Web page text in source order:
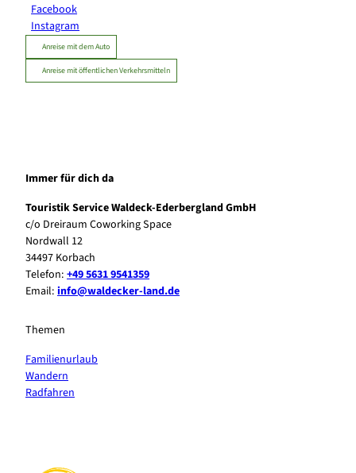
Facebook
Instagram
Anreise mit dem Auto
Anreise mit öffentlichen Verkehrsmitteln
Immer für dich da
Touristik Service Waldeck-Ederbergland GmbH
c/o Dreiraum Coworking Space
Nordwall 12
34497 Korbach
Telefon: +49 5631 9541359
Email: info@waldecker-land.de
Themen
Familienurlaub
Wandern
Radfahren
n